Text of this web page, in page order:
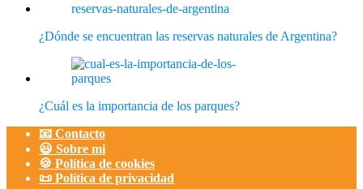
¿Dónde se encuentran las reservas naturales de Argentina?
¿Cuál es la importancia de los parques?
📧 Contacto
😃 Sobre mi
🍪 Política de cookies
📜 Política de privacidad